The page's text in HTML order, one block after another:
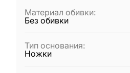
Материал обивки:
Без обивки
Тип основания:
Ножки